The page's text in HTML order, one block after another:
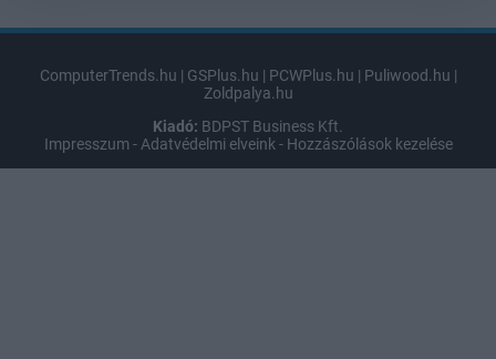
ComputerTrends.hu | GSPlus.hu | PCWPlus.hu | Puliwood.hu |
Zoldpalya.hu
Kiadó: BDPST Business Kft.
Impresszum - Adatvédelmi elveink - Hozzászólások kezelése